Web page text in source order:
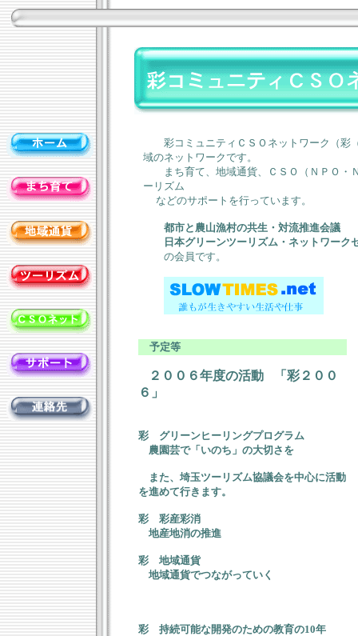
彩コミュニティＣＳＯネットワーク（彩
域のネットワークです。
まち育て、地域通貨、ＣＳＯ（ＮＰＯ・
ーリズム
などのサポートを行っています。
都市と農山漁村の共生・対流推進会議
日本グリーンツーリズム・ネットワーク
の会員です。
予定等
２００６年度の活動
「彩２００
６」
彩 グリーンヒーリングプログラム
農園芸で「いのち」の大切さを
また、埼玉ツーリズム協議会を中心に活動
を進めて行きます。
彩 彩産彩消
地産地消の推進
彩 地域通貨
地域通貨でつながっていく
彩 持続可能な開発のための教育の10年